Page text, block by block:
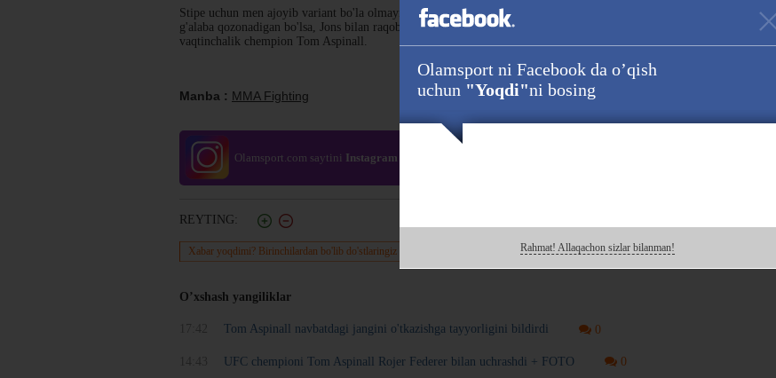
Stipe uchun men ajoyib variant bo'la olmaymanmi? Uni yosh chempiondan biri nokaut qilishi mumkin. Agarda u yana
g'alaba qozonadigan bo'lsa, Jons bilan raqobati o'rtasida katta ovozalar bo'lib ketadi", - dedi UFC'ning og'ir vaznidagi
vaqtinchalik chempion Tom Aspinall.
Havola :
Manba : MMA Fighting
Olamsport.com saytini Instagram
REYTING:
Xabar yoqdimi? Birinchilardan bo'lib do'stlaringiz bilan o'rtoqlashing!
O’xshash yangiliklar
Tom Aspinall navbatdagi jangini o'tkazishga tayyorligini bildirdi 0
UFC chempioni Tom Aspinall Rojer Federer bilan uchrashdi + FOTO 0
Olamsport ni Facebook da o’qish
uchun "Yoqdi"ni bosing
Rahmat! Allaqachon sizlar bilanman!